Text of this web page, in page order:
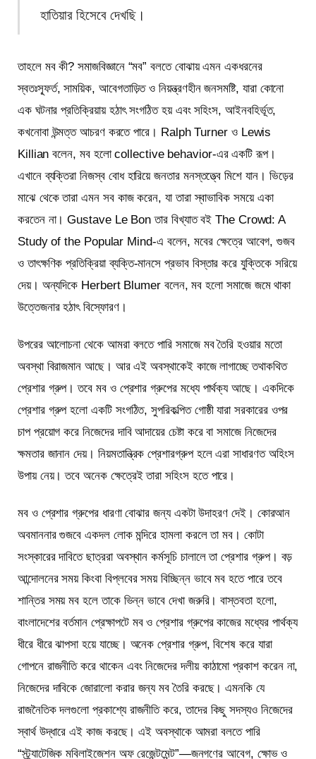
হাতিয়ার হিসেবে দেখছি।
তাহলে মব কী? সমাজবিজ্ঞানে “মব” বলতে বোঝায় এমন একধরনের
স্বতঃস্ফূর্ত, সাময়িক, আবেগতাড়িত ও নিয়ন্ত্রণহীন জনসমষ্টি, যারা কোনো
এক ঘটনার প্রতিক্রিয়ায় হঠাৎ সংগঠিত হয় এবং সহিংস, আইনবহির্ভূত,
কখনোবা উন্মত্ত আচরণ করতে পারে। Ralph Turner ও Lewis
Killian বলেন, মব হলো collective behavior-এর একটি রূপ।
এখানে ব্যক্তিরা নিজস্ব বোধ হারিয়ে জনতার মনস্তত্ত্বে মিশে যান। ভিড়ের
মাঝে থেকে তারা এমন সব কাজ করেন, যা তারা স্বাভাবিক সময়ে একা
করতেন না। Gustave Le Bon তার বিখ্যাত বই The Crowd: A
Study of the Popular Mind-এ বলেন, মবের ক্ষেত্রে আবেগ, গুজব
ও তাৎক্ষণিক প্রতিক্রিয়া ব্যক্তি-মানসে প্রভাব বিস্তার করে যুক্তিকে সরিয়ে
দেয়। অন্যদিকে Herbert Blumer বলেন, মব হলো সমাজে জমে থাকা
উত্তেজনার হঠাৎ বিস্ফোরণ।
উপরের আলোচনা থেকে আমরা বলতে পারি সমাজে মব তৈরি হওয়ার মতো
অবস্থা বিরাজমান আছে। আর এই অবস্থাকেই কাজে লাগাচ্ছে তথাকথিত
প্রেশার গ্রুপ। তবে মব ও প্রেশার গ্রুপের মধ্যে পার্থক্য আছে। একদিকে
প্রেশার গ্রুপ হলো একটি সংগঠিত, সুপরিকল্পিত গোষ্ঠী যারা সরকারের ওপর
চাপ প্রয়োগ করে নিজেদের দাবি আদায়ের চেষ্টা করে বা সমাজে নিজেদের
ক্ষমতার জানান দেয়। নিয়মতান্ত্রিক প্রেশারগ্রুপ হলে এরা সাধারণত অহিংস
উপায় নেয়। তবে অনেক ক্ষেত্রেই তারা সহিংস হতে পারে।
মব ও প্রেশার গ্রুপের ধারণা বোঝার জন্য একটা উদাহরণ দেই। কোরআন
অবমাননার গুজবে একদল লোক মন্দিরে হামলা করলে তা মব। কোটা
সংস্কারের দাবিতে ছাত্ররা অবস্থান কর্মসূচি চালালে তা প্রেশার গ্রুপ। বড়
আন্দোলনের সময় কিংবা বিপ্লবের সময় বিচ্ছিন্ন ভাবে মব হতে পারে তবে
শান্তির সময় মব হলে তাকে ভিন্ন ভাবে দেখা জরুরি। বাস্তবতা হলো,
বাংলাদেশের বর্তমান প্রেক্ষাপটে মব ও প্রেশার গ্রুপের কাজের মধ্যের পার্থক্য
ধীরে ধীরে ঝাপসা হয়ে যাচ্ছে। অনেক প্রেশার গ্রুপ, বিশেষ করে যারা
গোপনে রাজনীতি করে থাকেন এবং নিজেদের দলীয় কাঠামো প্রকাশ করেন না,
নিজেদের দাবিকে জোরালো করার জন্য মব তৈরি করছে। এমনকি যে
রাজনৈতিক দলগুলো প্রকাশ্যে রাজনীতি করে, তাদের কিছু সদস্যও নিজেদের
স্বার্থ উদ্ধারে এই কাজ করছে। এই অবস্থাকে আমরা বলতে পারি
“স্ট্র্যাটেজিক মবিলাইজেশন অফ রেজেন্টমেন্ট”—জনগণের আবেগ, ক্ষোভ ও